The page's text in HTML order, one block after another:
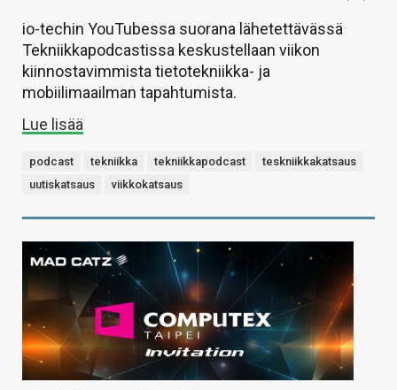
io-techin YouTubessa suorana lähetettävässä
Tekniikkapodcastissa keskustellaan viikon
kiinnostavimmista tietotekniikka- ja
mobiilimaailman tapahtumista.
Lue lisää
podcast tekniikka tekniikkapodcast
teskniikkakatsaus
uutiskatsaus
viikkokatsaus